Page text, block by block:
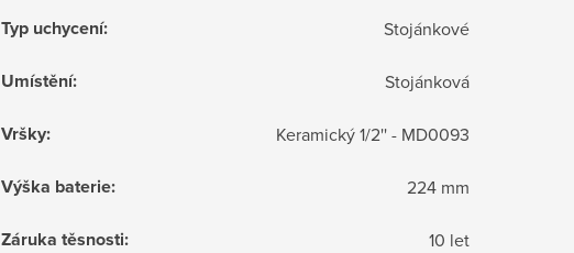
Typ uchycení: Stojánkové
Umístění: Stojánková
Vršky: Keramický 1/2'' - MD0093
Výška baterie: 224 mm
Záruka těsnosti: 10 let